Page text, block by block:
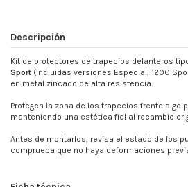
Descripción
Kit de protectores de trapecios delanteros
Sport (incluidas versiones Especial, 1200
en metal zincado de alta resistencia.
Protegen la zona de los trapecios frente a
manteniendo una estética fiel al recambio
Antes de montarlos, revisa el estado de los
comprueba que no haya deformaciones